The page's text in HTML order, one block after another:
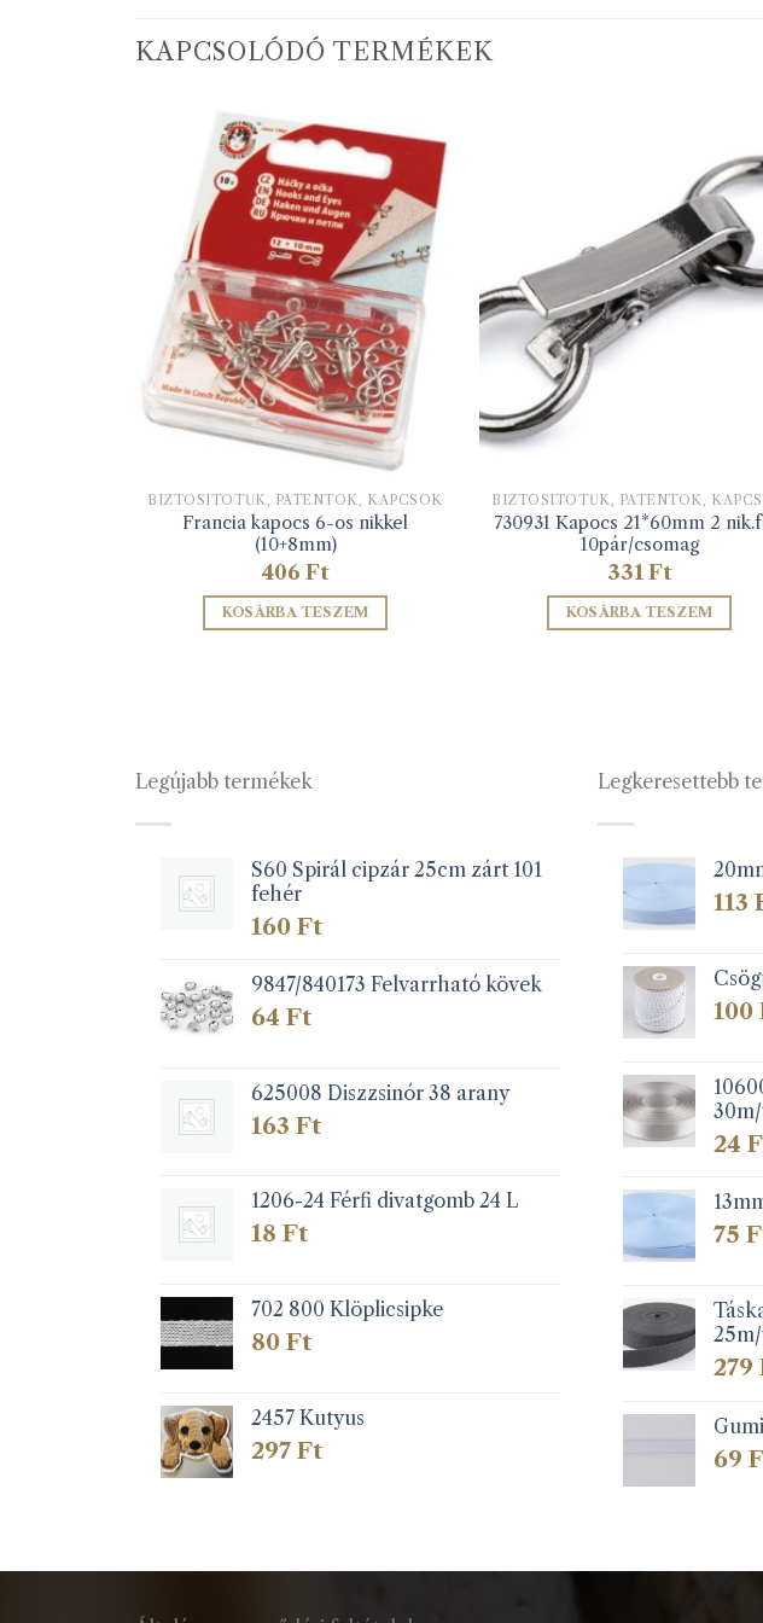
KAPCSOLÓDÓ TERMÉKEK
BIZTOSÍTÓTŰK, PATENTOK, KAPCSOK
Francia kapocs 6-os nikkel
(10+8mm)
406 Ft
KOSÁRBA TESZEM
BIZTOSÍTÓTŰK, PATENTOK,
730931 Kapocs 21*60mm 2
10pár/csomag
331 Ft
KOSÁRBA TESZEM
Legújabb termékek
S60 Spirál cipzár 25cm zárt 101
fehér
160 Ft
9847/840173 Felvarrható kövek
64 Ft
625008 Diszzsinór 38 arany
163 Ft
1206-24 Férfi divatgomb 24 L
18 Ft
702 800 Klöplicsipke
80 Ft
2457 Kutyus
297 Ft
Legkeresettebb
113
100
24
75
279
69